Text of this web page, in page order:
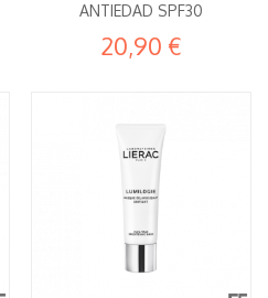
ANTIEDAD SPF30
20,90 €